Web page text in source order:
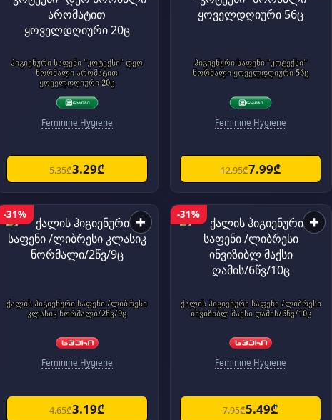
ჰიგიენური საფენი "კოტექსი" დეო
ნორმალი არომატით
ყოველდღიური 20ც
Feminine Hygiene
5.35₾3.29₾
ჰიგიენური საფენი "კოტექსი"
ნორმალი ყოველდღიური 56ც
Feminine Hygiene
12.95₾7.99₾
-31% +
ქალის ჰიგიენური საფენი /ლიბრესი
კლასიკ ნორმალი/2წვ/9ც
Feminine Hygiene
4.65₾3.19₾
-31% +
ქალის ჰიგიენური საფენი /ლიბრესი
ინვიზიბლ მაქსი ღამის/6წვ/10ც
Feminine Hygiene
7.95₾5.49₾